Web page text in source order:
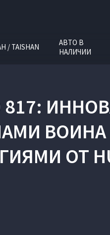
/ TAISHAN
АВТО В
НАЛИЧИИ
817:
ОТ